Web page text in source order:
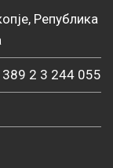
Република
389 2 3 244 055